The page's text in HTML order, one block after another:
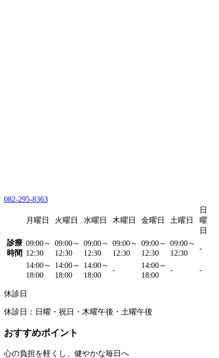
082-295-8363
月曜日 火曜日 水曜日 木曜日 金曜日 土曜日
日
曜
日
診療
時間
09:00～
12:30
09:00～
12:30
09:00～
12:30
09:00～
12:30
09:00～
12:30
09:00～
12:30
-
14:00～
18:00
14:00～
18:00
14:00～
18:00
-
14:00～
18:00
- -
休診日
休診日：日曜・祝日・木曜午後・土曜午後
おすすめポイント
心の負担を軽くし、健やかな毎日へ